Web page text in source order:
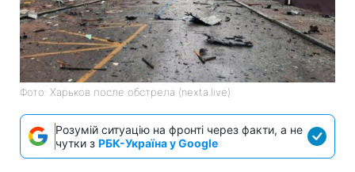
Фото: Харьков после обстрела (nexta.live)
Розумій ситуацію на фронті через факти, а не
чутки з РБК-Україна у Google